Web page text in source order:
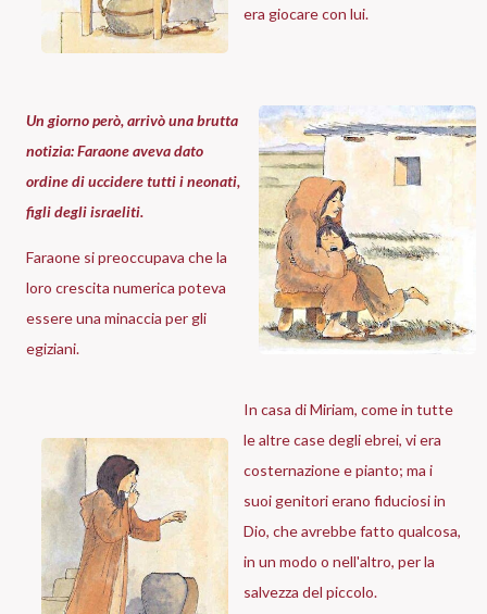
era giocare con lui.
Un giorno però, arrivò una brutta
notizia: Faraone aveva dato
ordine di uccidere tutti i neonati,
figli degli israeliti.
Faraone si preoccupava che la
loro crescita numerica poteva
essere una minaccia per gli
egiziani.
In casa di Miriam, come in tutte
le altre case degli ebrei, vi era
costernazione e pianto; ma i
suoi genitori erano fiduciosi in
Dio, che avrebbe fatto qualcosa,
in un modo o nell'altro, per la
salvezza del piccolo.